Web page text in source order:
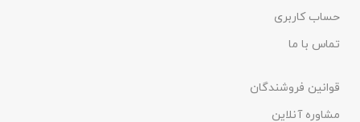
حساب کاربری
تماس با ما
قوانین فروشندگان
مشاوره آنلاین